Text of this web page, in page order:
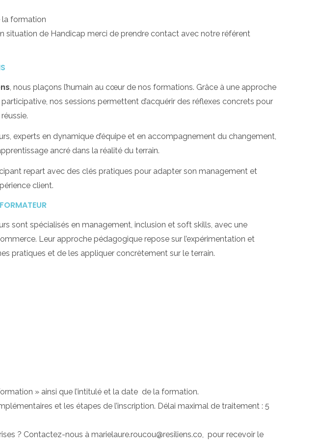
la formation
situation de Handicap merci de prendre contact avec notre référent
, nous plaçons l’humain au cœur de nos formations. Grâce à une approche
nos sessions permettent d’acquérir des réflexes concrets pour
experts en dynamique d’équipe et en accompagnement du changement,
ancré dans la réalité du terrain.
repart avec des clés pratiques pour adapter son management et
client.
sont spécialisés en management, inclusion et soft skills, avec une
Leur approche pédagogique repose sur l’expérimentation et
pratiques et de les appliquer concrètement sur le terrain.
» ainsi que l’intitulé et la date de la formation.
et les étapes de l’inscription. Délai maximal de traitement : 5
? Contactez-nous à marielaure.roucou@resiliens.co, pour recevoir le